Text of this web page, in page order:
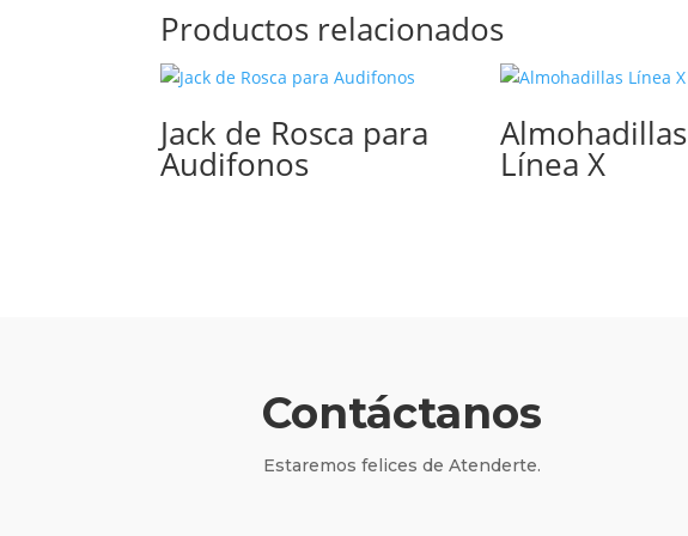
Productos relacionados
Jack de Rosca para
Audifonos
Almohadillas
Línea X
Contáctanos
Estaremos felices de Atenderte.